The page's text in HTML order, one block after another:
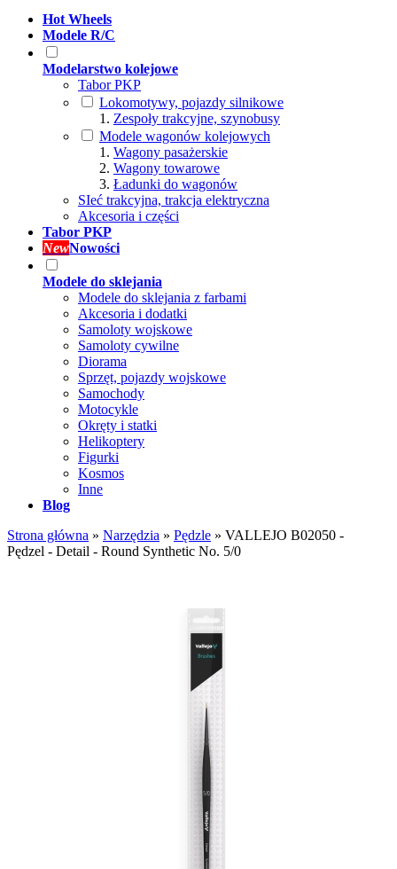
Hot Wheels
Modele R/C
Modelarstwo kolejowe
Tabor PKP
Lokomotywy, pojazdy silnikowe
Zespoły trakcyjne, szynobusy
Modele wagonów kolejowych
Wagony pasażerskie
Wagony towarowe
Ładunki do wagonów
SIeć trakcyjna, trakcja elektryczna
Akcesoria i części
Tabor PKP
NewNowości
Modele do sklejania
Modele do sklejania z farbami
Akcesoria i dodatki
Samoloty wojskowe
Samoloty cywilne
Diorama
Sprzęt, pojazdy wojskowe
Samochody
Motocykle
Okręty i statki
Helikoptery
Figurki
Kosmos
Inne
Blog
Strona główna » Narzędzia » Pędzle » VALLEJO B02050 -
Pędzel - Detail - Round Synthetic No. 5/0